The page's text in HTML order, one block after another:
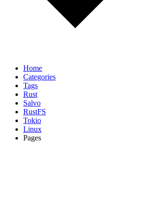
Home
Categories
Tags
Rust
Salvo
RustFS
Tokio
Linux
Pages